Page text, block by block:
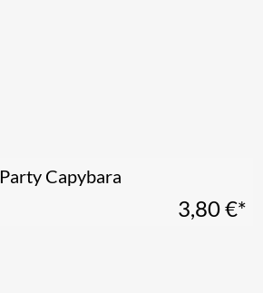
Party Capybara
3,80€*